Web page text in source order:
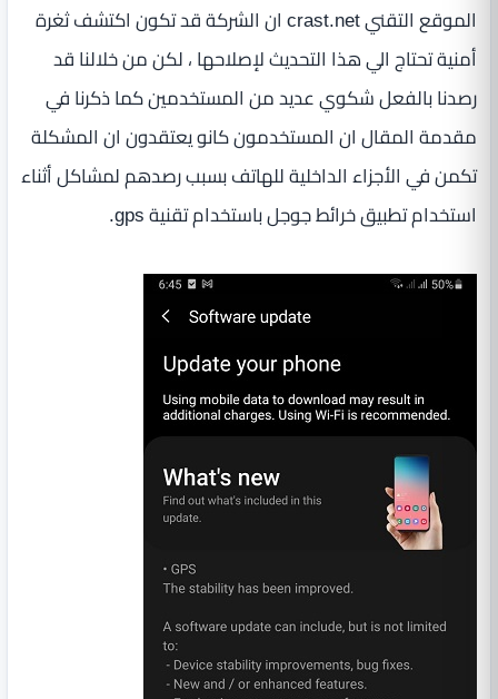
الموقع التقني crast.net ان الشركة قد تكون اكتشف ثغرة
أمنية تحتاج الي هذا التحديث لإصلاحها ، لكن من خلالنا قد
رصدنا بالفعل شكوي عديد من المستخدمين كما ذكرنا في
مقدمة المقال ان المستخدمون كانو يعتقدون ان المشكلة
تكمن في الأجزاء الداخلية للهاتف بسبب رصدهم لمشاكل أثناء
استخدام تطبيق خرائط جوجل باستخدام تقنية gps.